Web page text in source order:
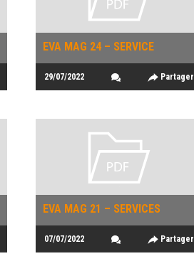
EVA MAG 24 – SERVICE
29/07/2022 Partager
EVA MAG 21 – SERVICES
07/07/2022 Partager